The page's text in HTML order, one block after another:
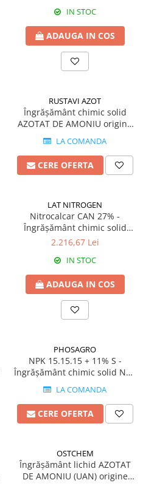
IN STOC
ADAUGA IN COS
RUSTAVI AZOT
Îngrășământ chimic solid
AZOTAT DE AMONIU origine
LA COMANDA
CERE OFERTA
LAT NITROGEN
Nitrocalcar CAN 27% -
Îngrășământ chimic solid
granulat origine Austria
2.216,67 Lei
IN STOC
ADAUGA IN COS
PHOSAGRO
NPK 15.15.15 + 11% S -
Îngrășământ chimic solid NPK
origine Rusia
LA COMANDA
CERE OFERTA
OSTCHEM
Îngrășământ lichid AZOTAT
DE AMONIU (UAN) origine